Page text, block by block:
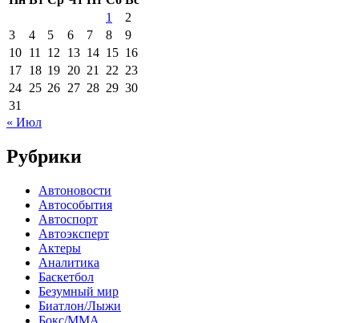
1
2
3
4 5 6 7 8
9
10 11 12 13 14 15 16
17 18 19 20 21 22 23
24 25 26 27 28 29 30
31
« Июл
Рубрики
Автоновости
Автособытия
Автоспорт
Автоэксперт
Актеры
Аналитика
Баскетбол
Безумный мир
Биатлон/Лыжи
Бокс/MMA